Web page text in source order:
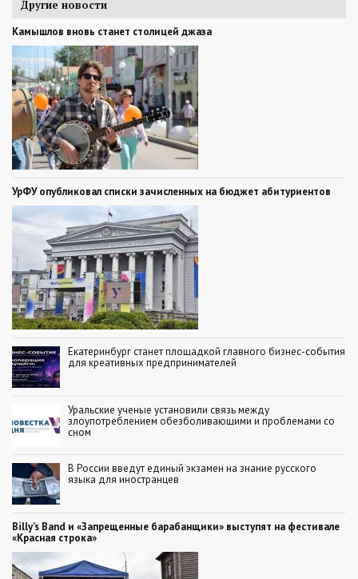
Другие новости
Камышлов вновь станет столицей джаза
УрФУ опубликовал списки зачисленных на бюджет абитуриентов
Екатеринбург станет площадкой главного бизнес-события
для креативных предпринимателей
Уральские ученые установили связь между
злоупотреблением обезболивающими и проблемами со
сном
В России введут единый экзамен на знание русского
языка для иностранцев
Billy’s Band и «Запрещенные барабанщики» выступят на фестивале
«Красная строка»